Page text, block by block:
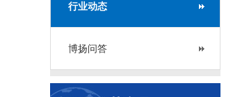
行业动态
博扬问答